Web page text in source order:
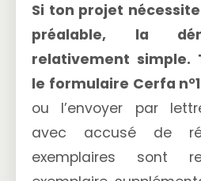
Si ton projet
préalable, la
relativement simple.
le formulaire Cerfa
ou l’envoyer par
avec accusé de
exemplaires sont